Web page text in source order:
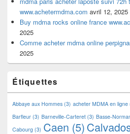
www.achetermdma.com avril 12, 2025
Buy mdma rocks online france
2025
Comme acheter mdma online
2025
Étiquettes
Abbaye aux Hommes (3) acheter MDMA en ligne
Barfleur (3) Barneville-Carteret (3) Basse-
Cabourg (3) Caen (5)